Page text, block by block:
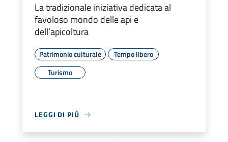
La tradizionale iniziativa dedicata al
favoloso mondo delle api e
dell’apicoltura
Patrimonio culturale
Tempo libero
Turismo
LEGGI DI PIÙ